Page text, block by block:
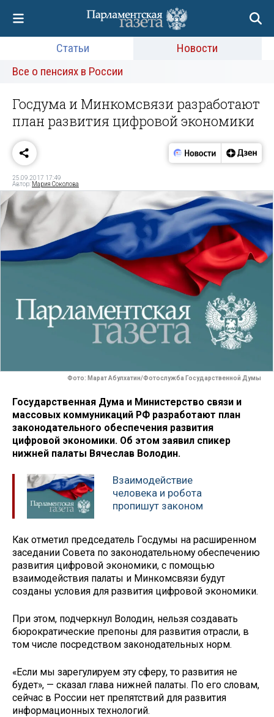
Статьи
Новости
Все о пенсиях в России
Госдума и Минкомсвязи разработают
план развития цифровой экономики
25.09.2017 17:49
Автор: Мария Соколова
Фото: Марат Абулхатин/Фотослужба Государственной Думы
Государственная Дума и Министерство связи и
массовых коммуникаций РФ разработают план
законодательного обеспечения развития
цифровой экономики. Об этом заявил спикер
нижней палаты Вячеслав Володин.
Взаимодействие
человека и робота
пропишут законом
Как отметил председатель Госдумы на расширенном
заседании Совета по законодательному обеспечению
развития цифровой экономики, с помощью
взаимодействия палаты и Минкомсвязи будут
созданы условия для развития цифровой экономики.
При этом, подчеркнул Володин, нельзя создавать
бюрократические препоны для развития отрасли, в
том числе посредством законодательных норм.
«Если мы зарегулируем эту сферу, то развития не
будет», — сказал глава нижней палаты. По его словам,
сейчас в России нет препятствий для развития
информационных технологий.